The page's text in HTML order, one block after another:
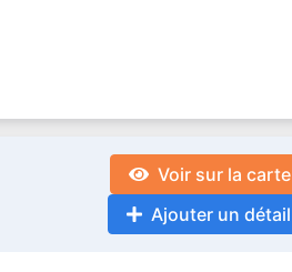
Voir sur la carte
Ajouter un détail